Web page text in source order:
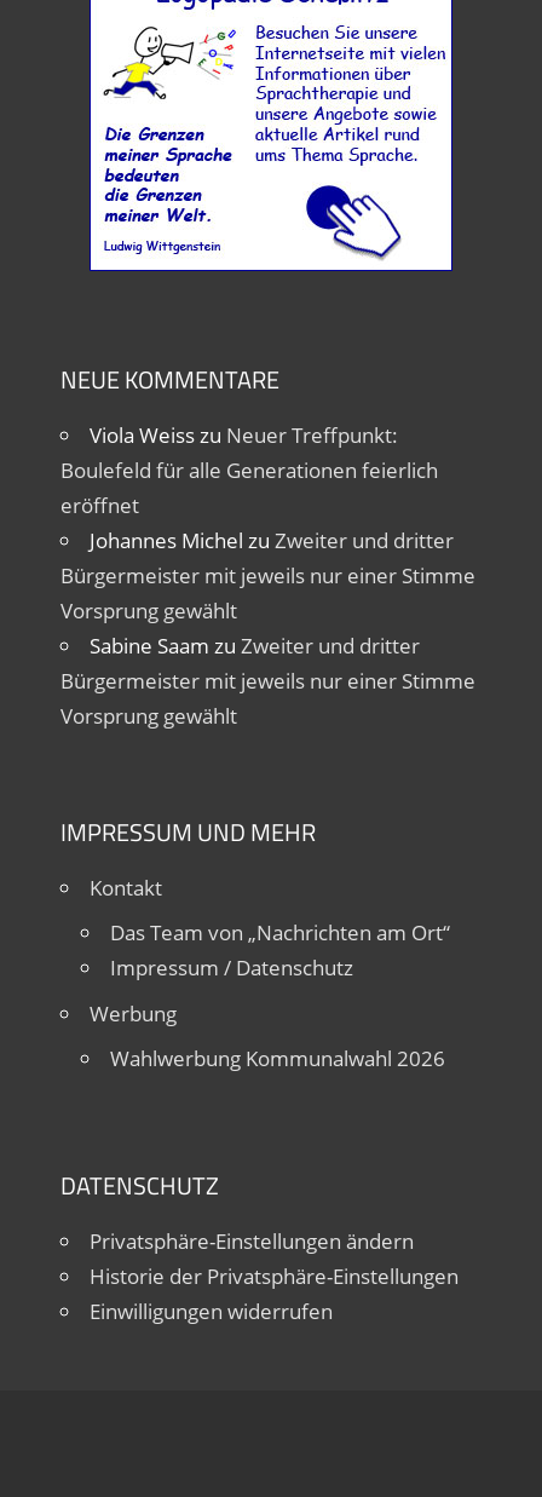
NEUE KOMMENTARE
Viola Weisszu Neuer Treffpunkt:
Boulefeld für alle Generationen feierlich
eröffnet
Johannes Michel zu Zweiter und dritter
Bürgermeister mit jeweils nur einer Stimme
Vorsprung gewählt
Sabine Saam zu Zweiter und dritter
Bürgermeister mit jeweils nur einer Stimme
Vorsprung gewählt
IMPRESSUM UND MEHR
Kontakt
Das Team von „Nachrichten am Ort“
Impressum / Datenschutz
Werbung
Wahlwerbung Kommunalwahl 2026
DATENSCHUTZ
Privatsphäre-Einstellungen ändern
Historie der Privatsphäre-Einstellungen
Einwilligungen widerrufen